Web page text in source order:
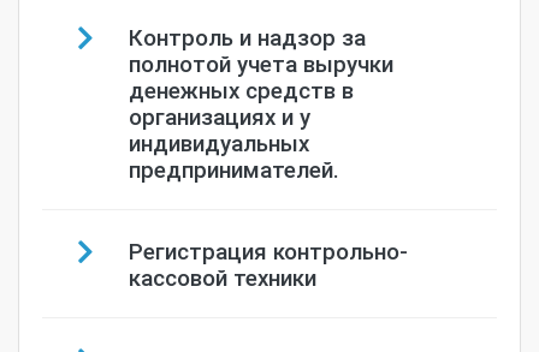
Контроль и надзор за
полнотой учета выручки
денежных средств в
организациях и у
индивидуальных
предпринимателей.
Регистрация контрольно-
кассовой техники